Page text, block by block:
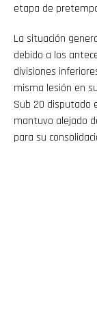
etapa de
La situación
debido a los
divisiones
misma lesión en
Sub 20 disputado
mantuvo alejado
para su